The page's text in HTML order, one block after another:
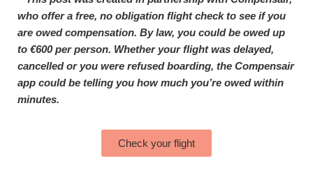
who offer a free, no obligation flight check to see if you
are owed compensation. By law, you could be owed up
to €600 per person. Whether your flight was delayed,
cancelled or you were refused boarding, the Compensair
app could be telling you how much you’re owed within
minutes.
Check your flight